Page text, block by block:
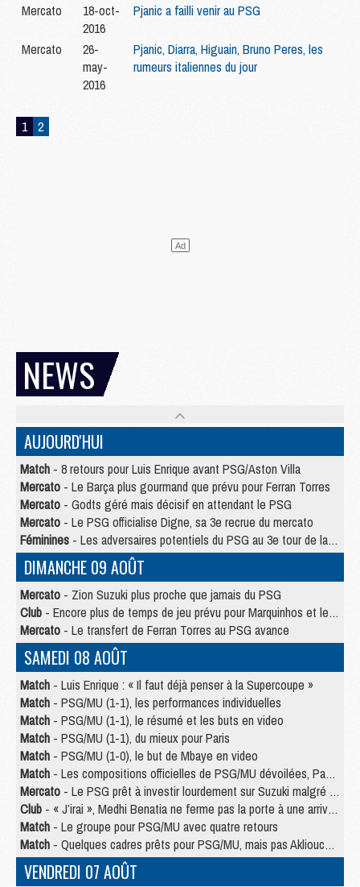
Mercato
18-oct-
2016
Pjanic a failli venir au PSG
Mercato
26-
may-
2016
Pjanic, Diarra, Higuain, Bruno Peres, les
rumeurs italiennes du jour
1 2
NEWS
AUJOURD'HUI
Match - 8 retours pour Luis Enrique avant PSG/Aston Villa
Mercato - Le Barça plus gourmand que prévu pour Ferran Torres
Mercato - Godts géré mais décisif en attendant le PSG
Mercato - Le PSG officialise Digne, sa 3e recrue du mercato
Féminines - Les adversaires potentiels du PSG au 3e tour de la Ligue des Champions féminine
DIMANCHE 09 AOÛT
Mercato - Zion Suzuki plus proche que jamais du PSG
Club - Encore plus de temps de jeu prévu pour Marquinhos et les Portugais en Supercoupe
Mercato - Le transfert de Ferran Torres au PSG avance
SAMEDI 08 AOÛT
Match - Luis Enrique : « Il faut déjà penser à la Supercoupe »
Match - PSG/MU (1-1), les performances individuelles
Match - PSG/MU (1-1), le résumé et les buts en video
Match - PSG/MU (1-1), du mieux pour Paris
Match - PSG/MU (1-0), le but de Mbaye en video
Match - Les compositions officielles de PSG/MU dévoilées, Pacho titulaire
Mercato - Le PSG prêt à investir lourdement sur Suzuki malgré Safonov et Chevalier
Club - « J’irai », Medhi Benatia ne ferme pas la porte à une arrivée au PSG
Match - Le groupe pour PSG/MU avec quatre retours
Match - Quelques cadres prêts pour PSG/MU, mais pas Akliouche ?
VENDREDI 07 AOÛT